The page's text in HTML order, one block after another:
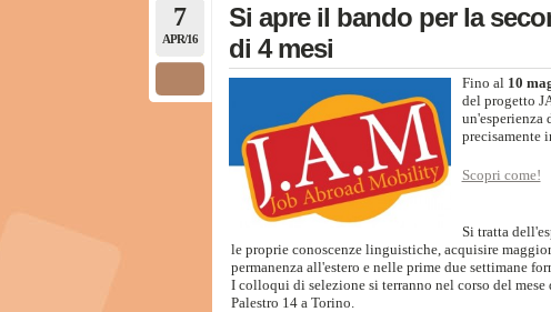
7
APR/16
Si apre il bando per la
di 4 mesi
Fino al 10
del progetto
un'esperienza
precisamente
Scopri come!
Si tratta
le proprie conoscenze linguistiche, acquisire
permanenza all'estero e nelle prime due settimane
I colloqui di selezione si terranno nel corso del
Palestro 14 a Torino.